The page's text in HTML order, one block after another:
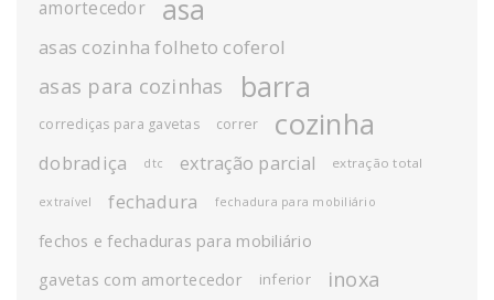
amortecedor asa
asas cozinha folheto coferol
asas para cozinhas barra
corrediças para gavetas correr cozinha
dobradiça dtc extração parcial extração total
extraível fechadura fechadura para mobiliário
fechos e fechaduras para mobiliário
gavetas com amortecedor
inferior inoxa